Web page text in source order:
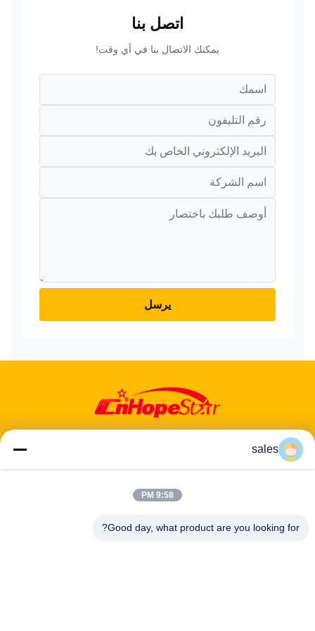
اتصل بنا
يمكنك الاتصال بنا في أي وقت!
يرسل
عنوان: 601-606، الطابق 6، المبنى E، حديقة يوانفين الصناعية، منطقة
هاتف:86-13424296897
sales
9:58 PM
Good day, what product are you looking for?